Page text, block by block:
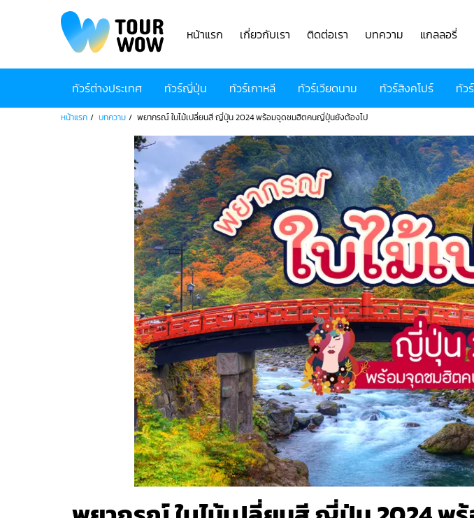
หน้าแรก เกี่ยวกับเรา ติดต่อเรา บทความ แกลลอรี่
ทัวร์ต่างประเทศ ทัวร์ญี่ปุ่น ทัวร์เกาหลี ทัวร์เวียดนาม ทัวร์สิงคโปร์ ทัว
หน้าแรก บทความ พยากรณ์ ใบไม้เปลี่ยนสี ญี่ปุ่น 2024 พร้อมจุดชมฮิตคนญี่ปุ่นยังต้องไป